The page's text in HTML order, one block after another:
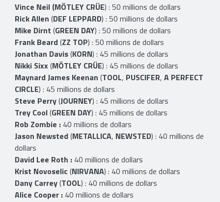
Vince Neil (MÖTLEY CRÜE) : 50 millions de dollars
Rick Allen (DEF LEPPARD) : 50 millions de dollars
Mike Dirnt (GREEN DAY) : 50 millions de dollars
Frank Beard(ZZ TOP) : 50 millions de dollars
Jonathan Davis(KORN) : 45 millions de dollars
Nikki Sixx(MÖTLEY CRÜE) : 45 millions de dollars
Maynard James Keenan (TOOL, PUSCIFER, A PERFECT
CIRCLE) : 45 millions de dollars
Steve Perry(JOURNEY) : 45 millions de dollars
Trey Cool(GREEN DAY) : 45 millions de dollars
Rob Zombie : 40 millions de dollars
Jason Newsted(METALLICA, NEWSTED) : 40 millions de
dollars
David Lee Roth : 40 millions de dollars
Krist Novoselic (NIRVANA) : 40 millions de dollars
Dany Carrey(TOOL) : 40 millions de dollars
Alice Cooper : 40 millions de dollars